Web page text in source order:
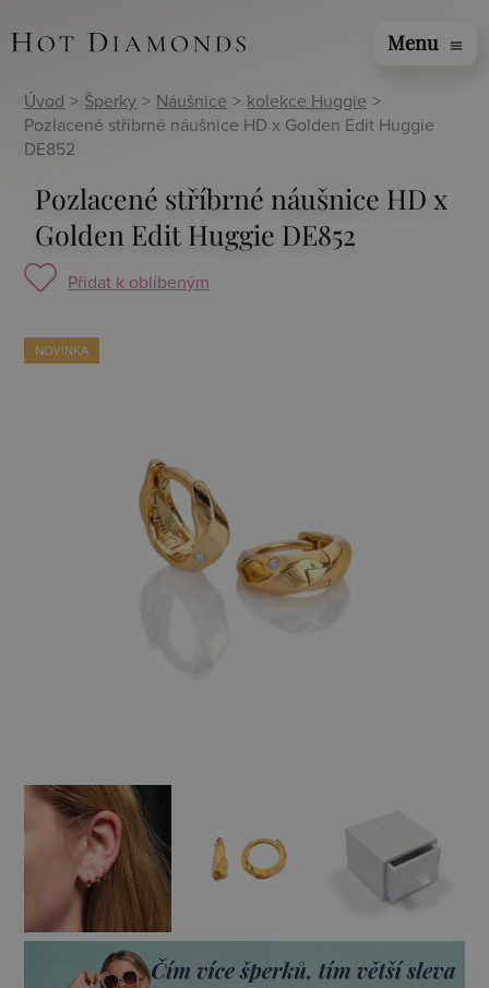
Menu menu
Úvod > Šperky > Náušnice > kolekce Huggie >
Pozlacené stříbrné náušnice HD x Golden Edit Huggie
DE852
Pozlacené stříbrné náušnice HD x
Golden Edit Huggie DE852
Přidat k oblíbeným
NOVINKA